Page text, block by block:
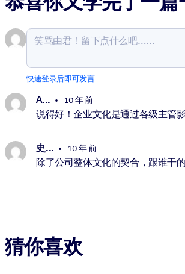
快速登录后即可发言
A. .. 10 年 前
说得好！企业文化是通过各级主管
史. .. 10 年 前
除了公司整体文化的契合，跟谁干
猜你喜欢